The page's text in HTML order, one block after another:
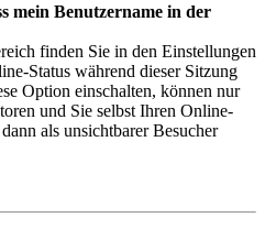
mein Benutzername in der
finden Sie in den Einstellungen
Status während dieser Sitzung
Option einschalten, können nur
und Sie selbst Ihren Online-
als unsichtbarer Besucher